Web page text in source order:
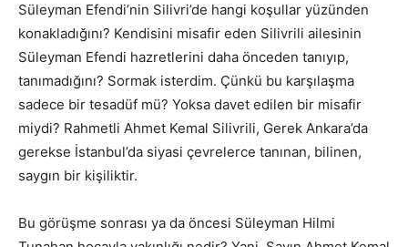
Süleyman Efendi’nin Silivri’de hangi koşullar yüzünden
konakladığını? Kendisini misafir eden Silivrili ailesinin
Süleyman Efendi hazretlerini daha önceden tanıyıp,
tanımadığını? Sormak isterdim. Çünkü bu karşılaşma
sadece bir tesadüf mü? Yoksa davet edilen bir misafir
miydi? Rahmetli Ahmet Kemal Silivrili, Gerek Ankara’da
gerekse İstanbul’da siyasi çevrelerce tanınan, bilinen,
saygın bir kişiliktir.
Bu görüşme sonrası ya da öncesi Süleyman Hilmi